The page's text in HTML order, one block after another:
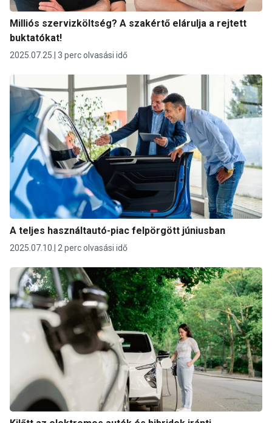
Milliós szervizköltség? A szakértő elárulja a rejtett
buktatókat!
2025.07.25. 3 perc olvasási idő
A teljes használtautó-piac felpörgött júniusban
2025.07.10. 2 perc olvasási idő